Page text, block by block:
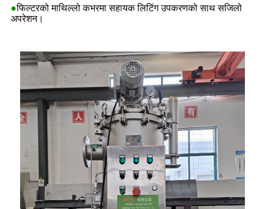
●फिल्टरको माथिल्लो कभरमा सहायक लिटिंग उपकरणको साथ सजिलो
अपरेशन।